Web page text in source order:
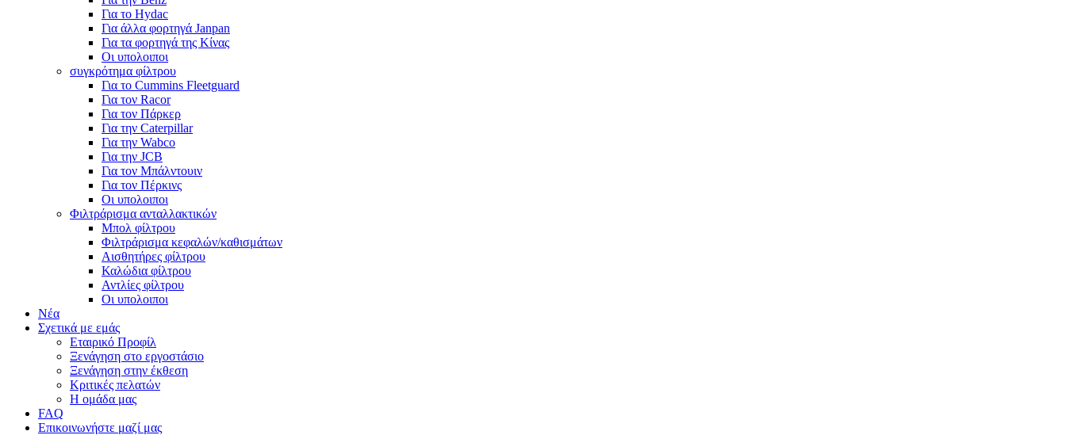
Για το Hydac
Για άλλα φορτηγά Janpan
Για τα φορτηγά της Κίνας
Οι υπολοιποι
συγκρότημα φίλτρου
Για το Cummins Fleetguard
Για τον Racor
Για τον Πάρκερ
Για την Caterpillar
Για την Wabco
Για την JCB
Για τον Μπάλντουιν
Για τον Πέρκινς
Οι υπολοιποι
Φιλτράρισμα ανταλλακτικών
Μπολ φίλτρου
Φιλτράρισμα κεφαλών/καθισμάτων
Αισθητήρες φίλτρου
Καλώδια φίλτρου
Αντλίες φίλτρου
Οι υπολοιποι
Νέα
Σχετικά με εμάς
Εταιρικό Προφίλ
Ξενάγηση στο εργοστάσιο
Ξενάγηση στην έκθεση
Κριτικές πελατών
Η ομάδα μας
FAQ
Επικοινωνήστε μαζί μας